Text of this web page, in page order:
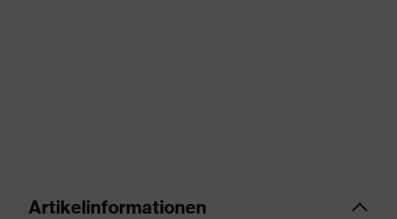
Artikelinformationen